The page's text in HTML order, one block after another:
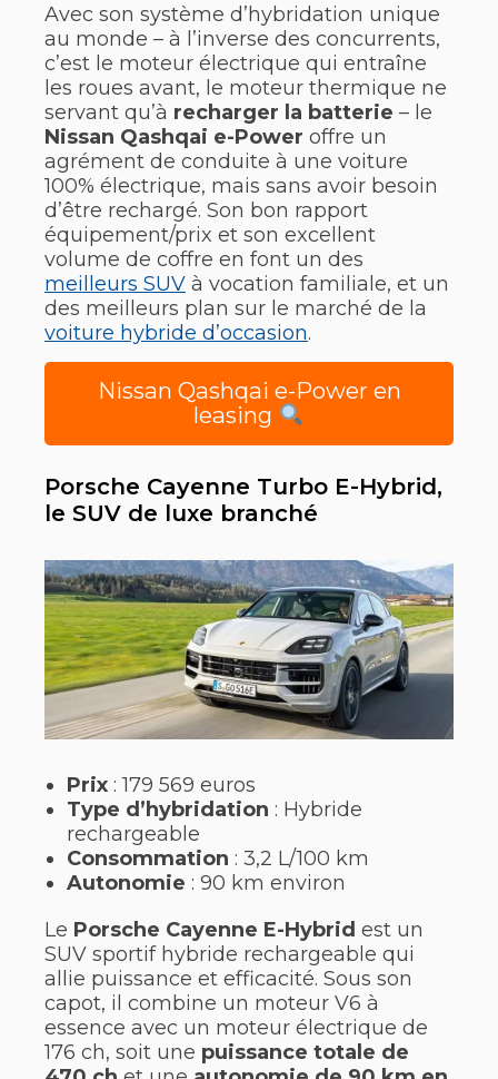
Avec son système d’hybridation unique
au monde – à l’inverse des concurrents,
c’est le moteur électrique qui entraîne
les roues avant, le moteur thermique ne
servant qu’à recharger la batterie – le
Nissan Qashqai e-Power offre un
agrément de conduite à une voiture
100% électrique, mais sans avoir besoin
d’être rechargé. Son bon rapport
équipement/prix et son excellent
volume de coffre en font un des
meilleurs SUV à vocation familiale, et un
des meilleurs plan sur le marché de la
voiture hybride d’occasion.
Nissan Qashqai e-Power en
leasing
Porsche Cayenne Turbo E-Hybrid,
le SUV de luxe branché
Prix : 179 569 euros
Type d’hybridation : Hybride
rechargeable
Consommation : 3,2 L/100 km
Autonomie : 90 km environ
Le Porsche Cayenne E-Hybrid est un
SUV sportif hybride rechargeable qui
allie puissance et efficacité. Sous son
capot, il combine un moteur V6 à
essence avec un moteur électrique de
176 ch, soit une puissance totale de